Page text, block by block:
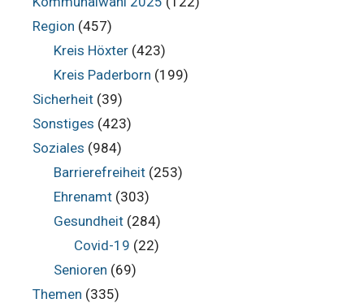
Region (457)
Kreis Höxter(423)
Kreis Paderborn (199)
Sicherheit (39)
Sonstiges (423)
Soziales (984)
Barrierefreiheit(253)
Ehrenamt(303)
Gesundheit(284)
Covid-19 (22)
Senioren (69)
Themen (335)